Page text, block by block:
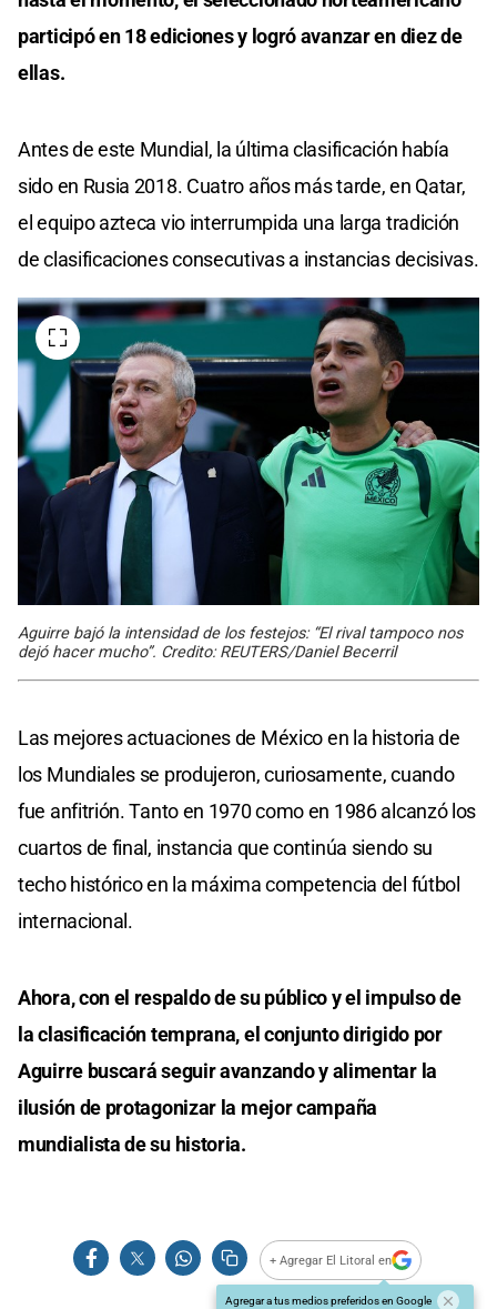
participó en 18 ediciones y logró avanzar en diez de
ellas.
Antes de este Mundial, la última clasificación había
sido en Rusia 2018. Cuatro años más tarde, en Qatar,
el equipo azteca vio interrumpida una larga tradición
de clasificaciones consecutivas a instancias decisivas.
Aguirre bajó la intensidad de los festejos: “El rival tampoco nos
dejó hacer mucho”. Credito: REUTERS/Daniel Becerril
Las mejores actuaciones de México en la historia de
los Mundiales se produjeron, curiosamente, cuando
fue anfitrión. Tanto en 1970 como en 1986 alcanzó los
cuartos de final, instancia que continúa siendo su
techo histórico en la máxima competencia del fútbol
internacional.
Ahora, con el respaldo de su público y el impulso de
la clasificación temprana, el conjunto dirigido por
Aguirre buscará seguir avanzando y alimentar la
ilusión de protagonizar la mejor campaña
mundialista de su historia.
+ Agregar El Litoral en
Agregar a tus medios preferidos en Google